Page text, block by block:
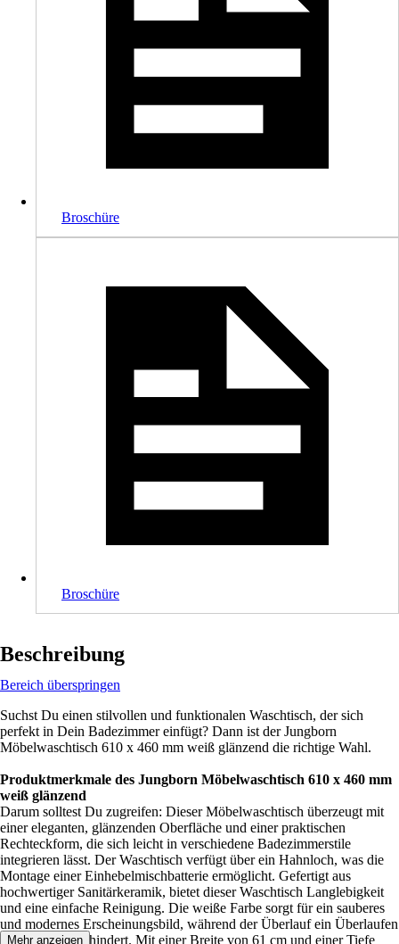
Broschüre
Broschüre
Beschreibung
Bereich überspringen
Suchst Du einen stilvollen und funktionalen Waschtisch, der sich
perfekt in Dein Badezimmer einfügt? Dann ist der Jungborn
Möbelwaschtisch 610 x 460 mm weiß glänzend die richtige Wahl.
Produktmerkmale des Jungborn Möbelwaschtisch 610 x 460 mm
weiß glänzend
Darum solltest Du zugreifen: Dieser Möbelwaschtisch überzeugt mit
einer eleganten, glänzenden Oberfläche und einer praktischen
Rechteckform, die sich leicht in verschiedene Badezimmerstile
integrieren lässt. Der Waschtisch verfügt über ein Hahnloch, was die
Montage einer Einhebelmischbatterie ermöglicht. Gefertigt aus
hochwertiger Sanitärkeramik, bietet dieser Waschtisch Langlebigkeit
und eine einfache Reinigung. Die weiße Farbe sorgt für ein sauberes
und modernes Erscheinungsbild, während der Überlauf ein Überlaufen
des Wassers verhindert. Mit einer Breite von 61 cm und einer Tiefe
Mehr anzeigen